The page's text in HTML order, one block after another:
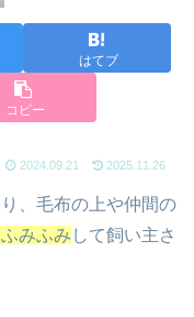
はてブ
コピー
2024.09.21 2025.11.26
、毛布の上や仲間の
みふみ して飼い主さ